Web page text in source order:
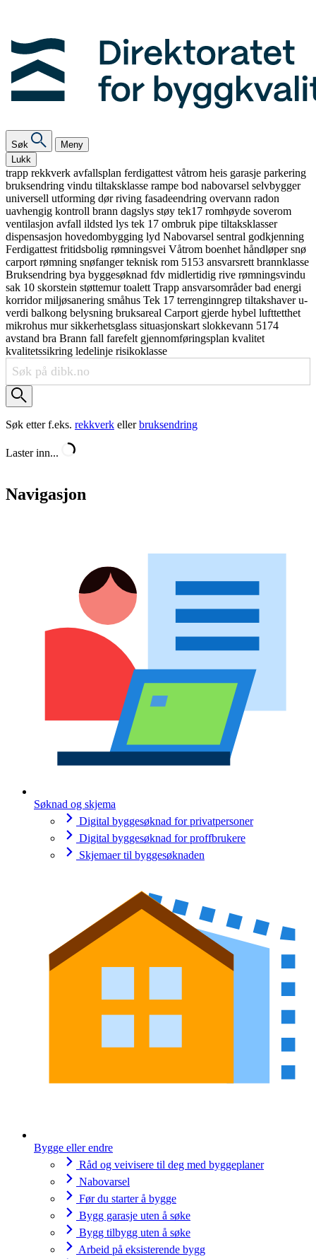
Søk
Meny
Lukk
trapp rekkverk avfallsplan ferdigattest våtrom heis garasje parkering
bruksendring vindu tiltaksklasse rampe bod nabovarsel selvbygger
universell utforming dørriving fasadeendring overvann radon
uavhengig kontroll brann dagslys støy tek17 romhøyde soverom
ventilasjon avfall ildsted lys tek 17 ombruk pipe tiltaksklasser
dispensasjon hovedombygging lyd Nabovarsel sentral godkjenning
Ferdigattest fritidsbolig rømningsvei Våtrom boenhet håndløpersnø
carport rømning snøfangerteknisk rom 5153 ansvarsrett brannklasse
Bruksendring bya byggesøknad fdv midlertidig rive rømningsvindu
sak 10 skorstein støttemurtoalett Trapp ansvarsområderbad energi
korridormiljøsanering småhus Tek 17 terrenginngrep tiltakshaveru-
verdi balkong belysning bruksareal Carport gjerde hybel lufttetthet
mikrohus mursikkerhetsglass situasjonskart slokkevann 5174
avstand bra Brann fall farefelt gjennomføringsplan kvalitet
kvalitetssikring ledelinje risikoklasse
Søk etter f.eks. rekkverk ellerbruksendring
Laster inn...
Navigasjon
Søknad og skjema
Digital byggesøknad for privatpersoner
Digital byggesøknad for proffbrukere
Skjemaer til byggesøknaden
Bygge eller endre
Råd og veivisere til deg med byggeplaner
Nabovarsel
Før du starter å bygge
Bygg garasje uten å søke
Bygg tilbygg uten å søke
Arbeid på eksisterende bygg